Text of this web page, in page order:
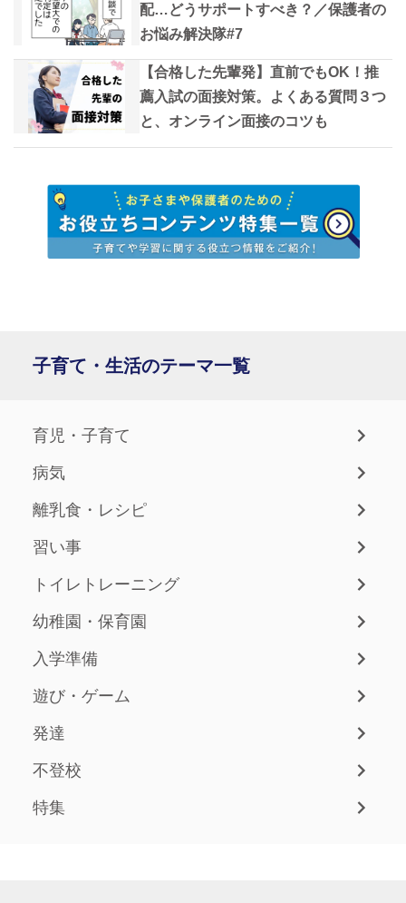
配…どうサポートすべき？／保護者の
お悩み解決隊#7
【合格した先輩発】直前でもOK！推
薦入試の面接対策。よくある質問３つ
と、オンライン面接のコツも
子育て・生活のテーマ一覧
育児・子育て
病気
離乳食・レシピ
習い事
トイレトレーニング
幼稚園・保育園
入学準備
遊び・ゲーム
発達
不登校
特集